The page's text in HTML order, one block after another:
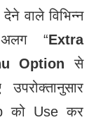
वाले विभिन्न
“Extra
Option से
को Use कर